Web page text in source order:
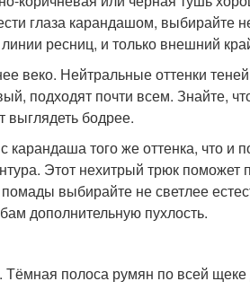
глаза карандашом,
ресниц, и только внешний
веко. Нейтральные оттенки
подходят почти всем. Знайте,
выглядеть бодрее.
карандаша того же оттенка, что и
Этот нехитрый трюк
выбирайте не светлее
дополнительную пухлость.
полоса румян по всей щеке